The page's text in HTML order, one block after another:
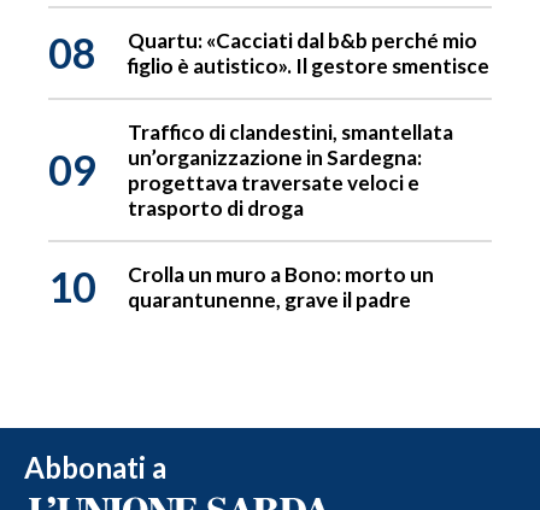
08
Quartu: «Cacciati dal b&b perché mio
figlio è autistico». Il gestore smentisce
09
Traffico di clandestini, smantellata
un’organizzazione in Sardegna:
progettava traversate veloci e
trasporto di droga
10
Crolla un muro a Bono: morto un
quarantunenne, grave il padre
Abbonati a